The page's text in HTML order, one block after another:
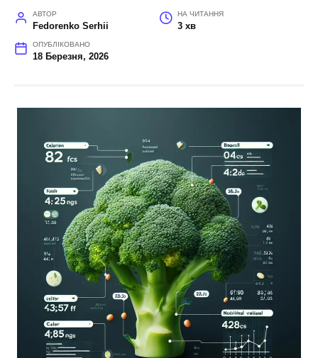
АВТОР
Fedorenko Serhii
НА ЧИТАННЯ
3 хв
ОПУБЛІКОВАНО
18 Березня, 2026